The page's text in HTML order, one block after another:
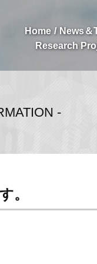
Home News
Research
-
。